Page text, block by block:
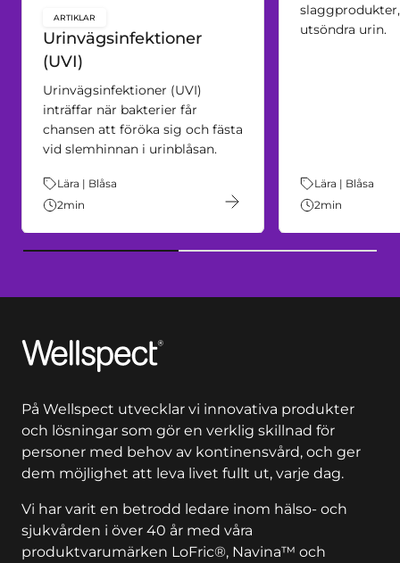
Urinvägsinfektioner
(UVI)
ARTIKLAR
Urinvägsinfektioner (UVI)
inträffar när bakterier får
chansen att föröka sig och fästa
vid slemhinnan i urinblåsan.
Tema:
Lära | Blåsa
2min
utsöndra urin.
Tema:
Lära | Blåsa
2min
Wellspect
På Wellspect utvecklar vi innovativa produkter
och lösningar som gör en verklig skillnad för
personer med behov av kontinensvård, och ger
dem möjlighet att leva livet fullt ut, varje dag.
Vi har varit en betrodd ledare inom hälso- och
sjukvården i över 40 år med våra
produktvarumärken LoFric®, Navina™ och